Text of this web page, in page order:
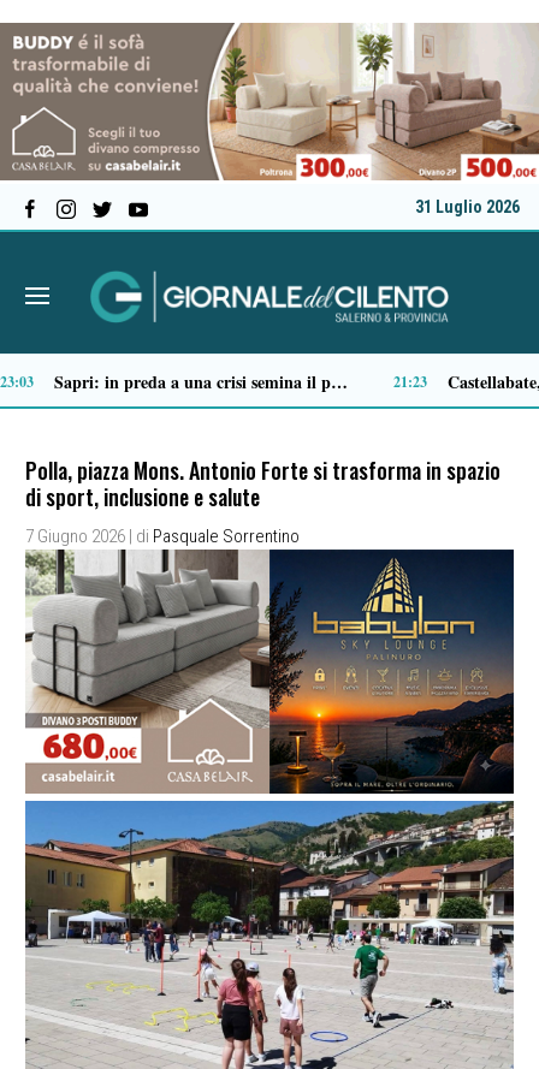
31 Luglio 2026
14:51 14:49
Polla, piazza Mons. Antonio Forte si trasforma in spazio
di sport, inclusione e salute
7 Giugno 2026 | di Pasquale Sorrentino